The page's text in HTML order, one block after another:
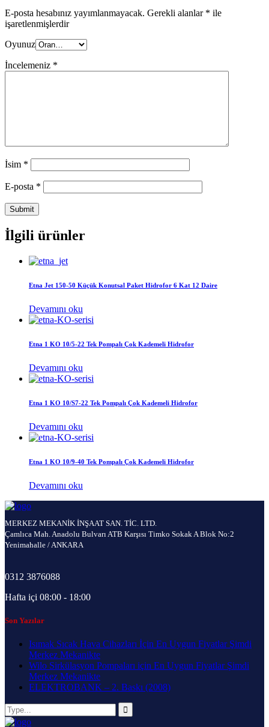
E-posta hesabınız yayımlanmayacak. Gerekli alanlar * ile
işaretlenmişlerdir
Oyunuz
İncelemeniz *
İsim *
E-posta *
İlgili ürünler
Etna Jet 150-50 Küçük Konutsal Paket Hidrofor 6 Kat 12 Daire
Devamını oku
Etna 1 KO 10/5-22 Tek Pompalı Çok Kademeli Hidrofor
Devamını oku
Etna 1 KO 10/S7-22 Tek Pompalı Çok Kademeli Hidrofor
Devamını oku
Etna 1 KO 10/9-40 Tek Pompalı Çok Kademeli Hidrofor
Devamını oku
MERKEZ MEKANİK İNŞAAT SAN. TİC. LTD.
Çamlıca Mah. Anadolu Bulvarı ATB Karşısı Timko Sokak A Blok No:2
Yenimahalle / ANKARA
0312 3876088
Hafta içi 08:00 - 18:00
Son Yazılar
Isımak Sıcak Hava Cihazları İçin En Uygun Fiyatlar Şimdi
Merkez Mekanikte
Wilo Sirkülasyon Pompaları için En Uygun Fiyatlar Şimdi
Merkez Mekanikte
ELEKTROBANK – 2. Baskı (2008)